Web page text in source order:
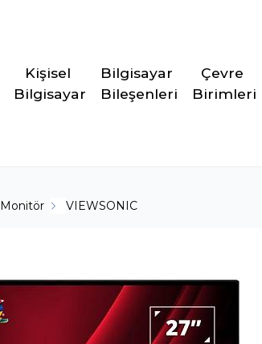
Kişisel
Bilgisayar
Bilgisayar
Bileşenleri
Çevre
Birimleri
Monitör VIEWSONIC